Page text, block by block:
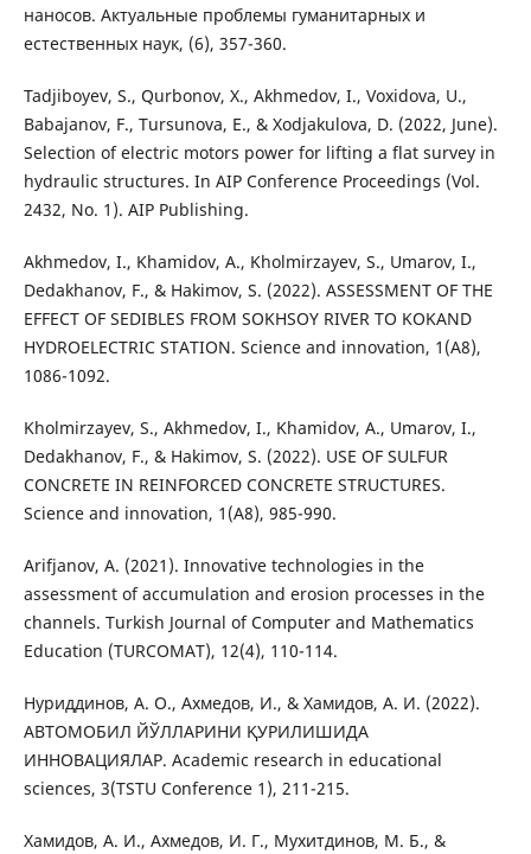
наносов. Актуальные проблемы гуманитарных и
естественных наук, (6), 357-360.
Tadjiboyev, S., Qurbonov, X., Akhmedov, I., Voxidova, U.,
Babajanov, F., Tursunova, E., & Xodjakulova, D. (2022, June).
Selection of electric motors power for lifting a flat survey in
hydraulic structures. In AIP Conference Proceedings (Vol.
2432, No. 1). AIP Publishing.
Akhmedov, I., Khamidov, A., Kholmirzayev, S., Umarov, I.,
Dedakhanov, F., & Hakimov, S. (2022). ASSESSMENT OF THE
EFFECT OF SEDIBLES FROM SOKHSOY RIVER TO KOKAND
HYDROELECTRIC STATION. Science and innovation, 1(A8),
1086-1092.
Kholmirzayev, S., Akhmedov, I., Khamidov, A., Umarov, I.,
Dedakhanov, F., & Hakimov, S. (2022). USE OF SULFUR
CONCRETE IN REINFORCED CONCRETE STRUCTURES.
Science and innovation, 1(A8), 985-990.
Arifjanov, A. (2021). Innovative technologies in the
assessment of accumulation and erosion processes in the
channels. Turkish Journal of Computer and Mathematics
Education (TURCOMAT), 12(4), 110-114.
Нуриддинов, А. О., Ахмедов, И., & Хамидов, А. И. (2022).
АВТОМОБИЛ ЙЎЛЛАРИНИ ҚУРИЛИШИДА
ИННОВАЦИЯЛАР. Academic research in educational
sciences, 3(TSTU Conference 1), 211-215.
Хамидов, А. И., Ахмедов, И. Г., Мухитдинов, М. Б., &